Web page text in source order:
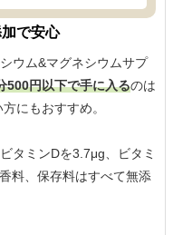
で安心
ウム&マグネシウムサプ
500円以下で手に入るのは
にもおすすめ。
タミンDを3.7μg、ビタミ
料、保存料はすべて無添